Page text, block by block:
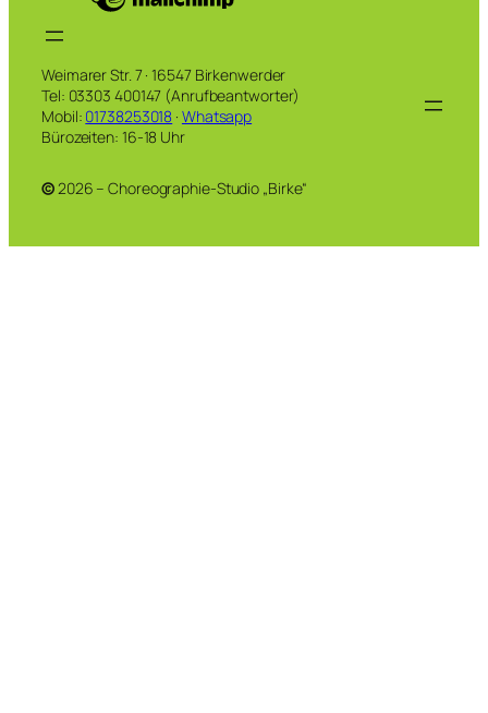
Weimarer Str. 7 · 16547 Birkenwerder
Tel: 03303 400147 (Anrufbeantworter)
Mobil: 01738253018 · Whatsapp
Bürozeiten: 16-18 Uhr
©2026 – Choreographie-Studio „Birke“